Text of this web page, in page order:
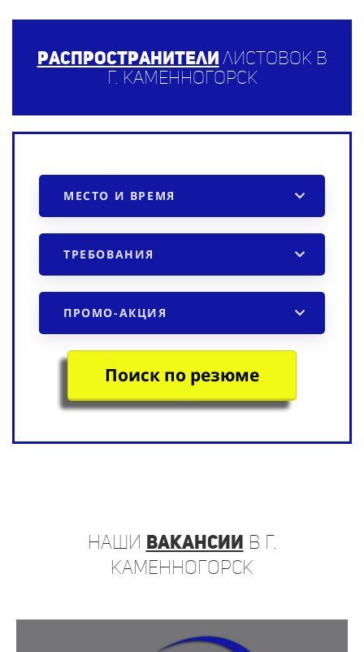
Распространители листовок в
г. Каменногорск
МЕСТО И ВРЕМЯ
ТРЕБОВАНИЯ
ПРОМО-АКЦИЯ
Поиск по резюме
наши вакансии в г.
Каменногорск